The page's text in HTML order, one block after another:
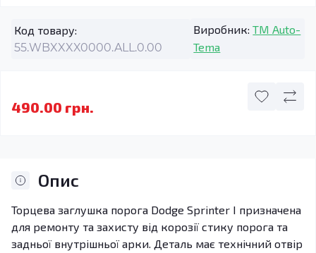
Код товару:
55.WBXXXX0000.ALL.0.00
Виробник: TM Auto-
Tema
490.00 грн.
Опис
Торцева заглушка порога Dodge Sprinter I призначена
для ремонту та захисту від корозії стику порога та
задньої внутрішньої арки. Деталь має технічний отвір